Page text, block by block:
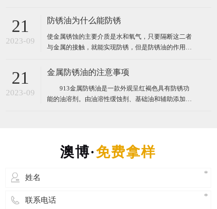
用的范围与条件。现在澳博防锈油为您讲解防锈油失
21
2023-09
防锈油为什么能防锈
使金属锈蚀的主要介质是水和氧气，只要隔断这二者
与金属的接触，就能实现防锈，但是防锈油的作用并
油、菜油）也可以实现防锈了。有些客户就是用其他
膜在金属表面，没什么技术含量。那么，防锈油的防
锈原理究竟是怎样的呢
21
2023-09
金属防锈油的注意事项
913金属防锈油是一款外观呈红褐色具有防锈功
能的油溶剂。由油溶性缓蚀剂、基础油和辅助添加剂
或环烷酸的碱土金属